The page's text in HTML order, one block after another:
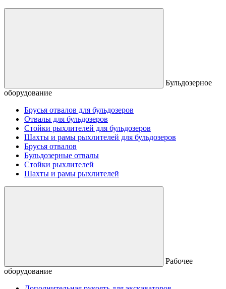
Бульдозерное
оборудование
Брусья отвалов для бульдозеров
Отвалы для бульдозеров
Стойки рыхлителей для бульдозеров
Шахты и рамы рыхлителей для бульдозеров
Брусья отвалов
Бульдозерные отвалы
Стойки рыхлителей
Шахты и рамы рыхлителей
Рабочее
оборудование